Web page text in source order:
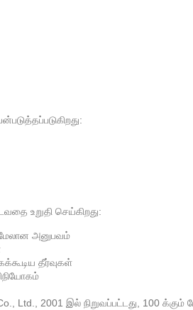
உறுதி செய்கிறது:
மேலான அனுபவம்
தீர்வுகள்
Ltd., 2001 இல் நிறுவப்பட்டது, 100 க்கும்